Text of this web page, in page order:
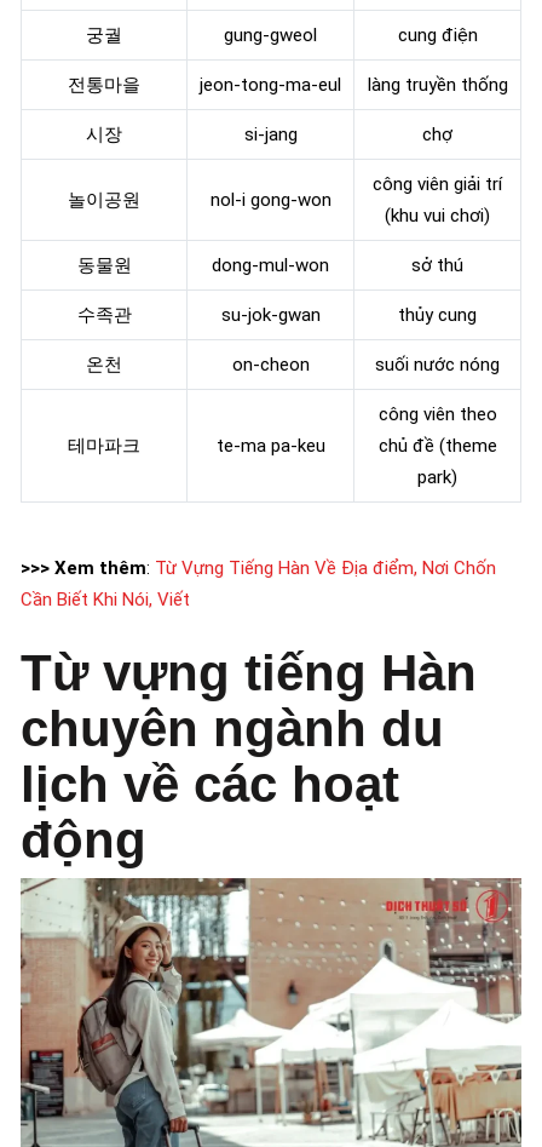
궁궐 gung-gweol cung điện
전통마을 jeon-tong-ma-eul làng truyền thống
시장 si-jang chợ
놀이공원 nol-i gong-won
công viên giải trí
(khu vui chơi)
동물원 dong-mul-won sở thú
수족관 su-jok-gwan thủy cung
온천 on-cheon suối nước nóng
테마파크 te-ma pa-keu
công viên theo
chủ đề (theme
park)
>>> Xem thêm: Từ Vựng Tiếng Hàn Về Địa điểm, Nơi Chốn
Cần Biết Khi Nói, Viết
Từ vựng tiếng Hàn
chuyên ngành du
lịch về các hoạt
động